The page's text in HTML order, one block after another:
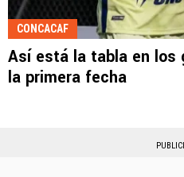
CONCACAF
Así está la tabla en los
la primera fecha